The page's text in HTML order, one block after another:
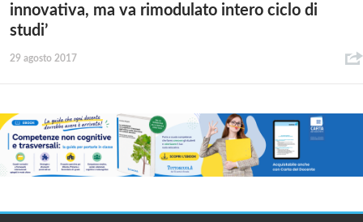
innovativa, ma va rimodulato intero ciclo di
studi’
29 agosto 2017